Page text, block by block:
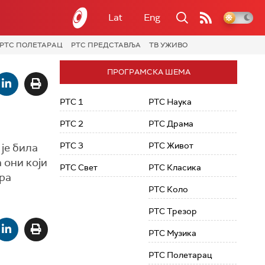
Lat Eng
РТС ПОЛЕТАРАЦ РТС ПРЕДСТАВЉА ТВ УЖИВО
била
који
ПРОГРАМСКА ШЕМА
РТС 1
РТС 2
РТС 3
РТС Свет
РТС Наука
РТС Драма
РТС Живот
РТС Класика
РТС Коло
РТС Трезор
РТС Музика
РТС Полетарац